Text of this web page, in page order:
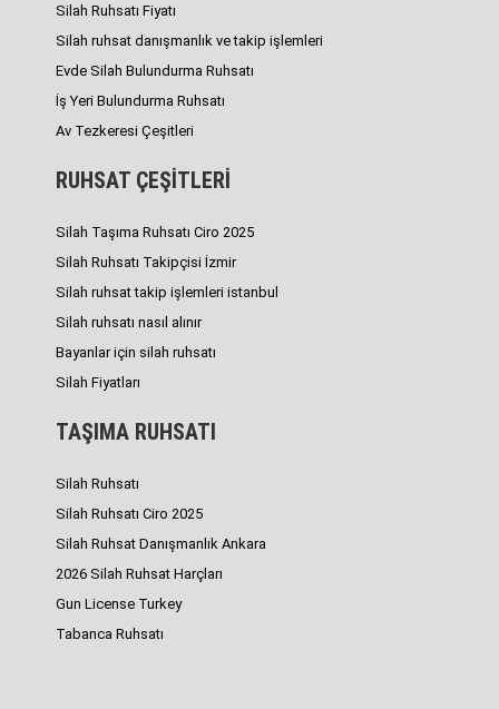
Silah Ruhsatı Fiyatı
Silah ruhsat danışmanlık ve takip işlemleri
Evde Silah Bulundurma Ruhsatı
İş Yeri Bulundurma Ruhsatı
Av Tezkeresi Çeşitleri
RUHSAT ÇEŞİTLERİ
Silah Taşıma Ruhsatı Ciro 2025
Silah Ruhsatı Takipçisi İzmir
Silah ruhsat takip işlemleri istanbul
Silah ruhsatı nasıl alınır
Bayanlar için silah ruhsatı
Silah Fiyatları
TAŞIMA RUHSATI
Silah Ruhsatı
Silah Ruhsatı Ciro 2025
Silah Ruhsat Danışmanlık Ankara
2026 Silah Ruhsat Harçları
Gun License Turkey
Tabanca Ruhsatı